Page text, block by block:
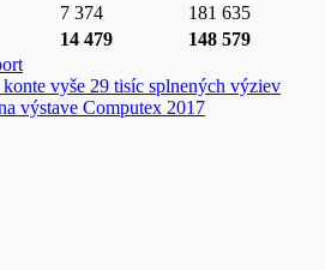
7 374
181 635
14 479
148 579
vyše 29 tisíc splnených výziev
výstave Computex 2017